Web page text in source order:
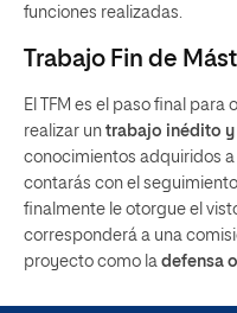
funciones realizadas.
Trabajo Fin de
El TFM es el paso final
realizar un trabajo inédito y
conocimientos adquiridos a
contarás con el
finalmente le otorgue el
corresponderá a una
proyecto como la defensa